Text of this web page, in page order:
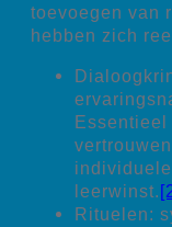
toevoegen van
hebben zich
Essentieel
leerwinst.
Rituelen: